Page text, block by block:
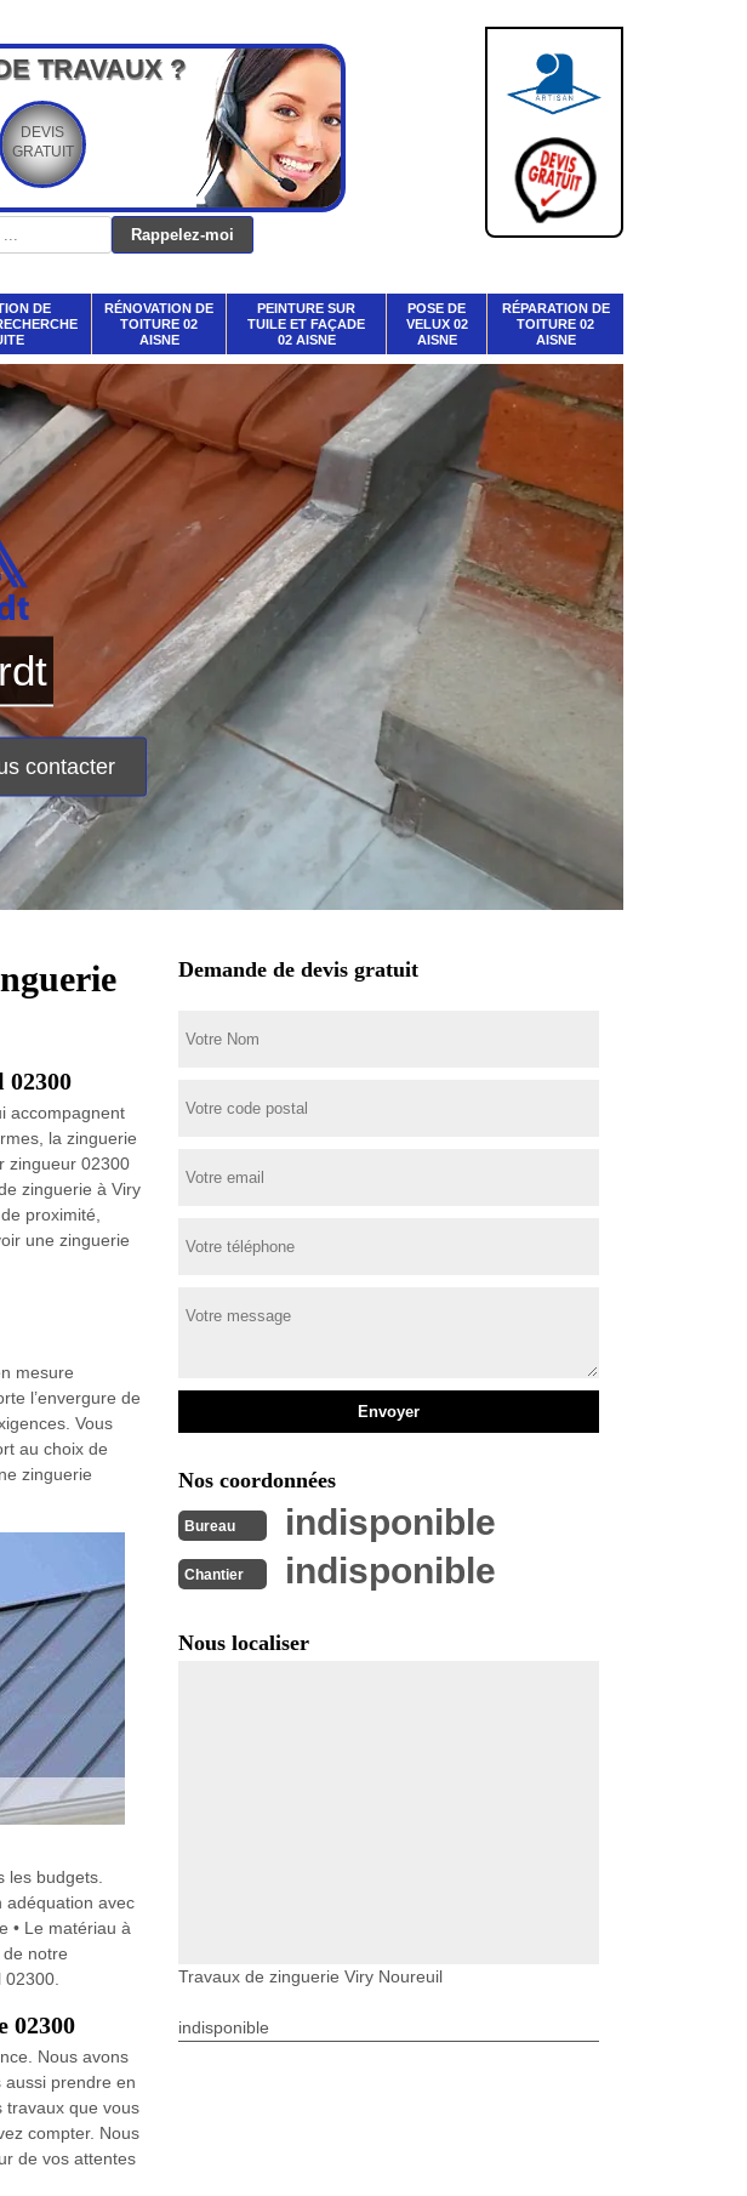
TRAVAUX ?
DEVIS
GRATUIT
DE
RÉNOVATION DE
TOITURE 02
AISNE
PEINTURE SUR
TUILE ET FAÇADE
02 AISNE
POSE DE
VELUX 02
AISNE
RÉPARATION DE
TOITURE 02
AISNE
contacter
accompagnent
la zinguerie
zingueur 02300
zinguerie à Viry
proximité,
une zinguerie
mesure
l’envergure de
Vous
au choix de
zinguerie
les budgets.
adéquation avec
• Le matériau à
de notre
02300
Nous avons
prendre en
travaux que vous
compter. Nous
de vos attentes
Demande de devis gratuit
Nos coordonnées
Bureau indisponible
Chantier indisponible
Nous localiser
Travaux de zinguerie Viry Noureuil
indisponible